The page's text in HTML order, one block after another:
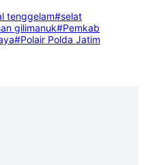
tenggelam#selat
gilimanuk#Pemkab
#Polair Polda Jatim